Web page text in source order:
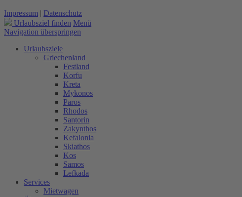
Impressum | Datenschutz
Urlaubsziel finden Menü
Navigation überspringen
Urlaubsziele
Griechenland
Festland
Korfu
Kreta
Mykonos
Paros
Rhodos
Santorin
Zakynthos
Kefalonia
Skiathos
Kos
Samos
Lefkada
Services
Mietwagen